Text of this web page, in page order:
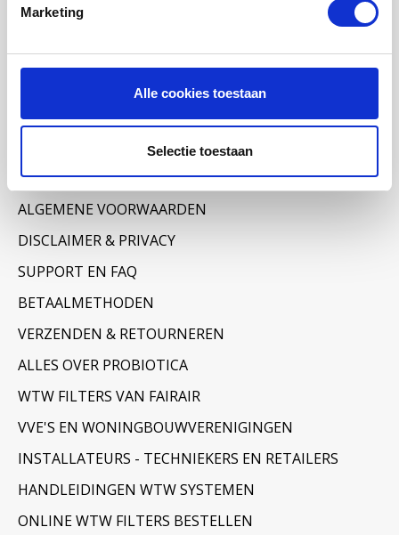
Marketing
Alle cookies toestaan
Selectie toestaan
Mijn account
Mijn bestellingen
OVER ONS
ALGEMENE VOORWAARDEN
DISCLAIMER & PRIVACY
SUPPORT EN FAQ
BETAALMETHODEN
VERZENDEN & RETOURNEREN
ALLES OVER PROBIOTICA
WTW FILTERS VAN FAIRAIR
VVE'S EN WONINGBOUWVERENIGINGEN
INSTALLATEURS - TECHNIEKERS EN RETAILERS
HANDLEIDINGEN WTW SYSTEMEN
ONLINE WTW FILTERS BESTELLEN